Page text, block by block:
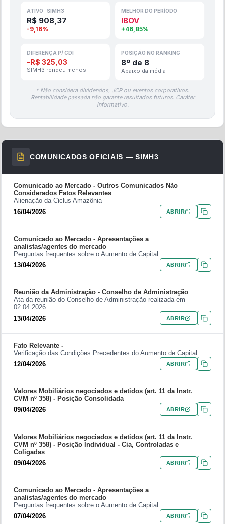
ATIVO · SIMH3
R$ 908,37
-9,16%
MELHOR DO PERÍODO
IBOV
+46,85%
DIFERENÇA P/ CDI
-R$ 325,03
SIMH3 rendeu menos
POSIÇÃO NO RANKING
8º de 8
Abaixo da média
* Não considera dividendos, JCP ou eventos corporativos.
Rentabilidade passada não garante resultados futuros. Caráter
informativo.
COMUNICADOS OFICIAIS —SIMH3
Comunicado ao Mercado - Outros Comunicados Não
Considerados Fatos Relevantes
Alienação da Ciclus Amazônia
16/04/2026
ABRIR
Comunicado ao Mercado - Apresentações a
analistas/agentes do mercado
Perguntas frequentes sobre o Aumento de Capital
13/04/2026
ABRIR
Reunião da Administração - Conselho de Administração
Ata da reunião do Conselho de Administração realizada em
02.04.2026
13/04/2026
ABRIR
Fato Relevante -
Verificação das Condições Precedentes do Aumento de Capital
12/04/2026
ABRIR
Valores Mobiliários negociados e detidos (art. 11 da Instr.
CVM nº 358) - Posição Consolidada
09/04/2026
ABRIR
Valores Mobiliários negociados e detidos (art. 11 da Instr.
CVM nº 358) - Posição Individual - Cia, Controladas e
Coligadas
09/04/2026
ABRIR
Comunicado ao Mercado - Apresentações a
analistas/agentes do mercado
Perguntas frequentes sobre o Aumento de Capital
07/04/2026
ABRIR